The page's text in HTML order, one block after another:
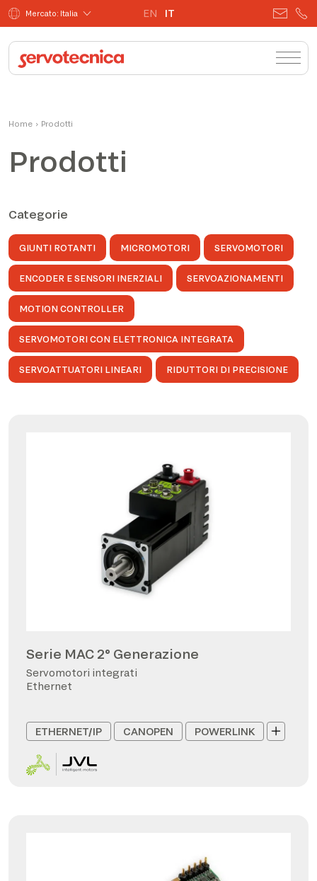
Mercato: Italia EN IT
Home › Prodotti
Prodotti
Categorie
GIUNTI ROTANTI MICROMOTORI SERVOMOTORI
ENCODER E SENSORI INERZIALI SERVOAZIONAMENTI
MOTION CONTROLLER
SERVOMOTORI CON ELETTRONICA INTEGRATA
SERVOATTUATORI LINEARI RIDUTTORI DI PRECISIONE
Serie MAC 2° Generazione
Servomotori integrati
Ethernet
ETHERNET/IP CANOPEN POWERLINK